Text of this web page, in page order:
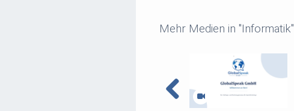
Mehr Medien in "Informatik"